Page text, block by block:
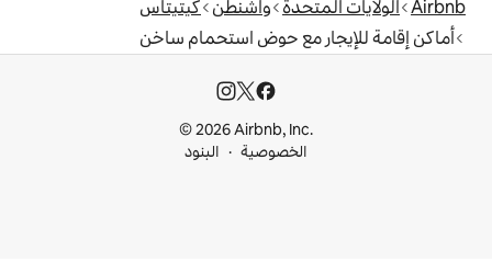
واشنطن كيتيتاس
حوض استحمام ساخن